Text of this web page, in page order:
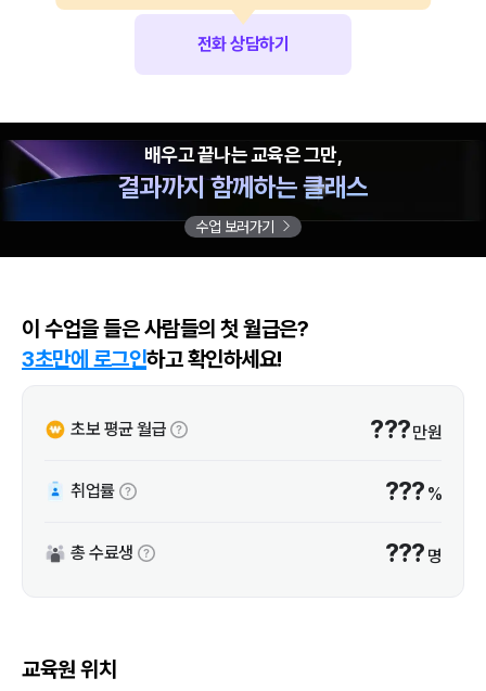
전화 상담하기
배우고 끝나는 교육은 그만,
결과까지 함께하는 클래스
수업 보러가기
이 수업을 들은 사람들의 첫 월급은?
3초만에 로그인하고 확인하세요!
초보 평균 월급 ???만원
취업률 ??? %
총 수료생 ??? 명
교육원 위치